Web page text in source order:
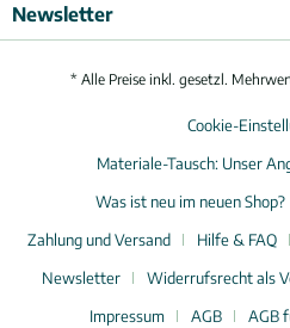
Newsletter
* Alle Preise inkl. gesetzl.
Cookie-
Materiale-Tausch: Unser
Was ist neu im neuen Shop?
Zahlung und Versand
Hilfe & FAQ
Newsletter
Widerrufsrecht als
Impressum
AGB
AGB